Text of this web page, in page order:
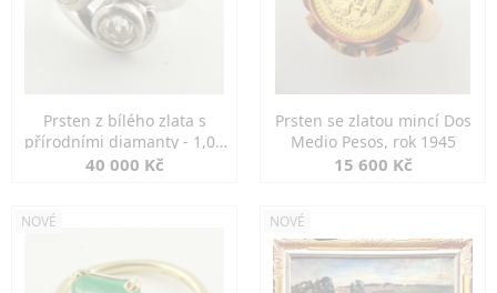
Prsten z bílého zlata s
přírodními diamanty - 1,00
ct
40 000 Kč
Prsten se zlatou mincí Dos
Medio Pesos, rok 1945
15 600 Kč
NOVÉ NOVÉ